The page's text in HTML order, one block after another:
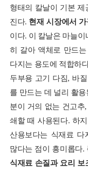
형태의 칼날이 기본
진다. 현재 시장에서
이다. 이 칼날은 마늘
히 갈아 액체로 만드는
다지는 용도에 적합하
두부용 고기 다짐, 바
를 만드는 데 널리 활용
분이 거의 없는 건고추
쇄할 때 사용된다. 하
산용보다는 식재료 다
많다는 점이 흥미롭다.
식재료 손질과 요리